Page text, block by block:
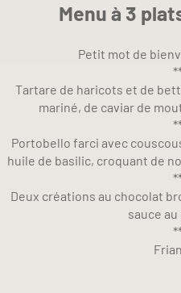
Menu à 3
Petit mot de
Tartare de haricots et de
mariné, de caviar de
Portobello farci avec
huile de basilic, croquant de
Deux créations au chocolat
sauce au